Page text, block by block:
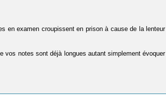
en examen croupissent en prison à cause de la lenteur
vos notes sont déjà longues autant simplement évoquer